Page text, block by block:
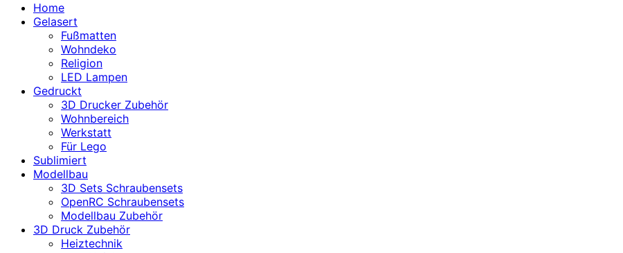
Home
Gelasert
Fußmatten
Wohndeko
Religion
LED Lampen
Gedruckt
3D Drucker Zubehör
Wohnbereich
Werkstatt
Für Lego
Sublimiert
Modellbau
3D Sets Schraubensets
OpenRC Schraubensets
Modellbau Zubehör
3D Druck Zubehör
Heiztechnik